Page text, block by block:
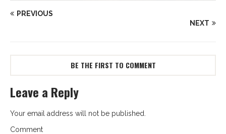
PREVIOUS
NEXT
BE THE FIRST TO COMMENT
Leave a Reply
Your email address will not be published.
Comment